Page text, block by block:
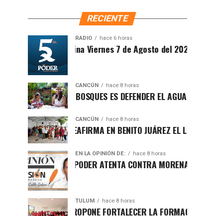
RECIENTE
RADIO hace 6 horas
Sintesis Matutina Viernes 7 de Agosto del 2026
CANCÚN hace 8 horas
PROTEGER LOS BOSQUES ES DEFENDER EL AGUA Y EL FUTURO
CANCÚN hace 8 horas
RAFA MARÍN REAFIRMA EN BENITO JUÁREZ EL LLAMADO A
EN LA OPINIÓN DE: hace 8 horas
LUCHA POR EL PODER ATENTA CONTRA MORENA EN Q.ROO
TULUM hace 8 horas
HUGO ALDAY PROPONE FORTALECER LA FORMACIÓN POLÍTICA